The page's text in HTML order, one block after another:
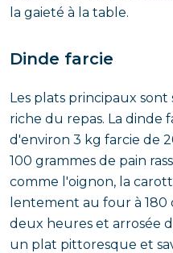
la gaieté à la table.
Dinde farcie
Les plats principaux
riche du repas. La dinde
d'environ 3 kg farcie de
100 grammes de pain
comme l'oignon, la
lentement au four à
deux heures et arrosée
un plat pittoresque et